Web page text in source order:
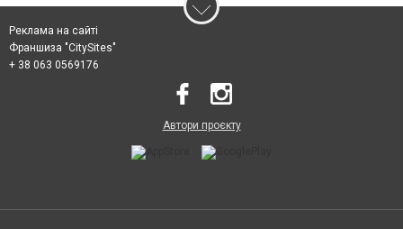
Реклама на сайті
Франшиза "CitySites"
+ 38 063 0569176
Автори проєкту